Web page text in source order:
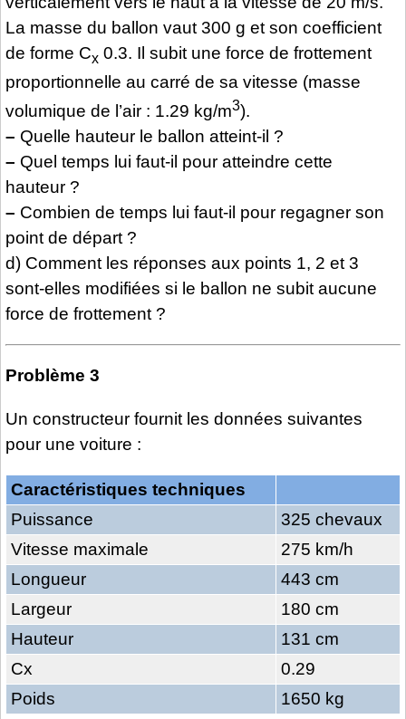
La masse du ballon vaut 300 g et son coefficient
de forme Cx 0.3. Il subit une force de frottement
proportionnelle au carré de sa vitesse (masse
volumique de l’air : 1.29 kg/m3).
– Quelle hauteur le ballon atteint-il ?
– Quel temps lui faut-il pour atteindre cette
hauteur ?
– Combien de temps lui faut-il pour regagner son
point de départ ?
d) Comment les réponses aux points 1, 2 et 3
sont-elles modifiées si le ballon ne subit aucune
force de frottement ?
Problème 3
Un constructeur fournit les données suivantes
pour une voiture :
Caractéristiques techniques
Puissance
325 chevaux
Vitesse maximale
275 km/h
Longueur
443 cm
Largeur
180 cm
Hauteur
131 cm
Cx
0.29
Poids
1650 kg